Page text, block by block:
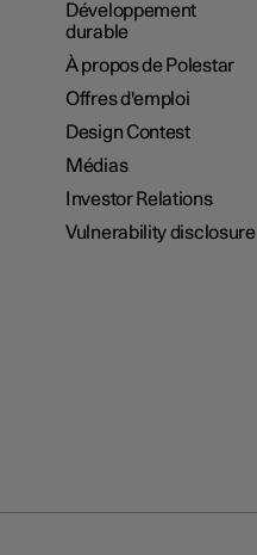
Développement
durable
À propos de Polestar
Offres d'emploi
Design Contest
Médias
Investor Relations
Vulnerability disclosure